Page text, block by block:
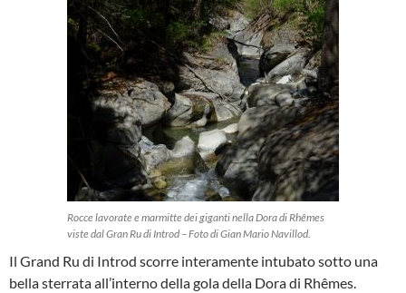
Rocce lavorate e marmitte dei giganti nella Dora di Rhêmes
viste dal Gran Ru di Introd – Foto di Gian Mario Navillod.
Il Grand Ru di Introd scorre interamente intubato sotto una
bella sterrata all’interno della gola della Dora di Rhêmes.